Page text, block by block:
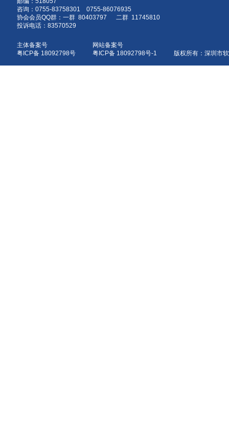
咨询：0755-83758301 0755-86076935
协会会员QQ群：一群 80403797 二群 11745810
投诉电话：83570529
主体备案号
粤ICP备 18092798号
网站备案号
粤ICP备 18092798号-1 版权所有：深圳市软